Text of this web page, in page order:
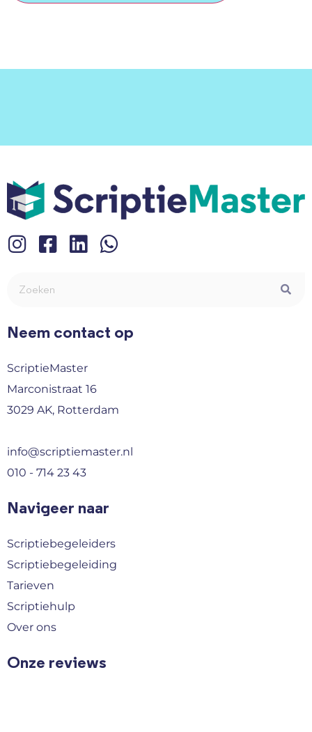
Neem contact op
ScriptieMaster
Marconistraat 16
3029 AK, Rotterdam
info@scriptiemaster.nl
010 - 714 23 43
Navigeer naar
Scriptiebegeleiders
Scriptiebegeleiding
Tarieven
Scriptiehulp
Over ons
Onze reviews